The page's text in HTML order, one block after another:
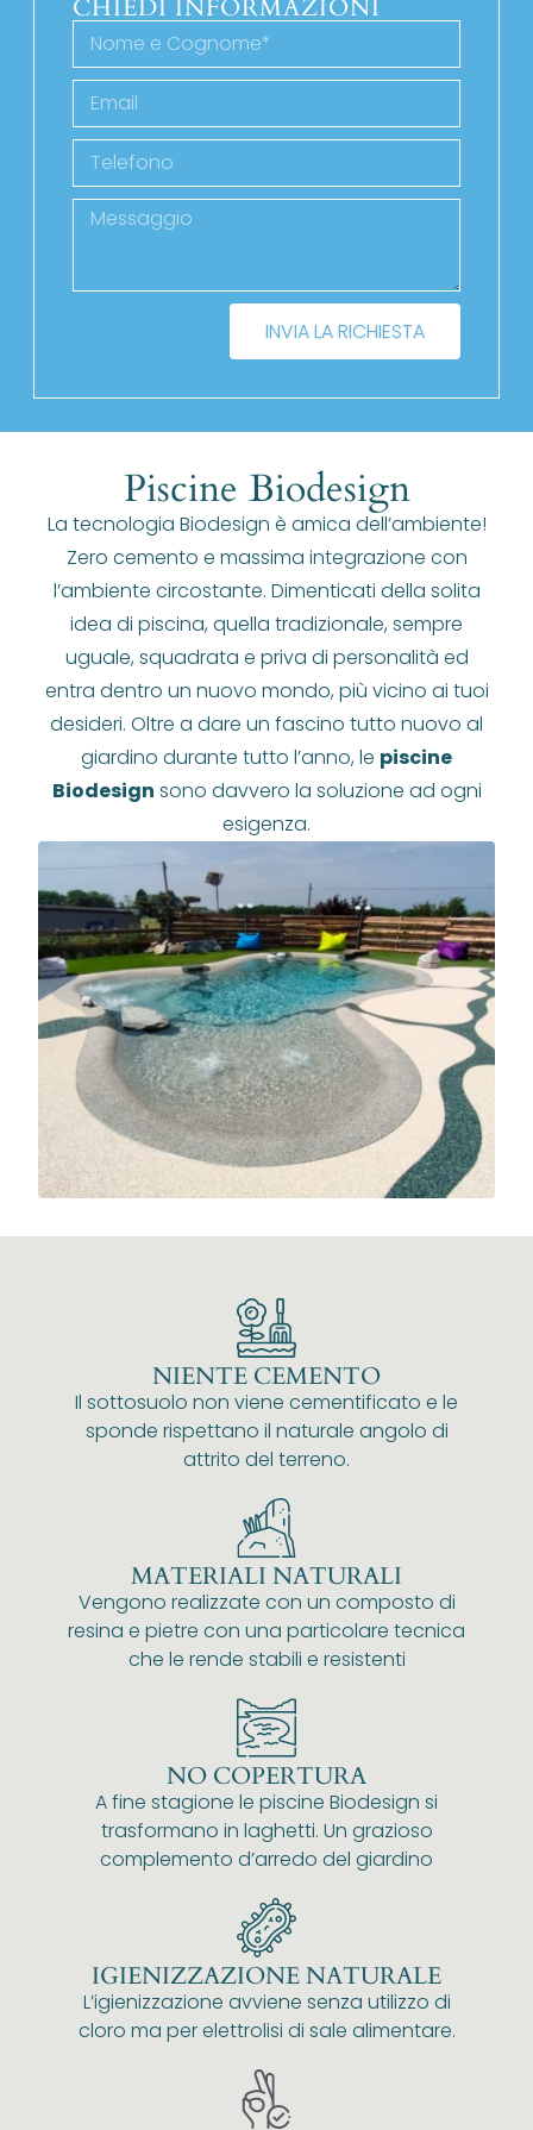
CHIEDI INFORMAZIONI
INVIA LA RICHIESTA
Piscine Biodesign
La tecnologia Biodesign è amica dell’ambiente!
Zero cemento e massima integrazione con
l’ambiente circostante. Dimenticati della solita
idea di piscina, quella tradizionale, sempre
uguale, squadrata e priva di personalità ed
entra dentro un nuovo mondo, più vicino ai tuoi
desideri. Oltre a dare un fascino tutto nuovo al
giardino durante tutto l’anno, le piscine
Biodesign sono davvero la soluzione ad ogni
esigenza.
NIENTE CEMENTO
Il sottosuolo non viene cementificato e le
sponde rispettano il naturale angolo di
attrito del terreno.
MATERIALI NATURALI
Vengono realizzate con un composto di
resina e pietre con una particolare tecnica
che le rende stabili e resistenti
NO COPERTURA
A fine stagione le piscine Biodesign si
trasformano in laghetti. Un grazioso
complemento d’arredo del giardino
IGIENIZZAZIONE NATURALE
L’igienizzazione avviene senza utilizzo di
cloro ma per elettrolisi di sale alimentare.